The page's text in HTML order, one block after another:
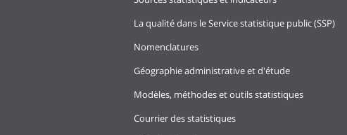
La qualité dans le Service statistique public (SSP)
Nomenclatures
Géographie administrative et d'étude
Modèles, méthodes et outils statistiques
Courrier des statistiques